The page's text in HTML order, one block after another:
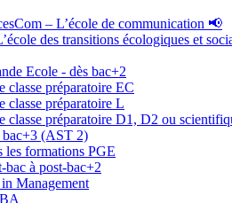
– L’école de communication 📢
des transitions écologiques et
Ecole - dès bac+2
classe préparatoire EC
classe préparatoire L
classe préparatoire D1, D2 ou
bac+3 (AST 2)
les formations PGE
bac à post-bac+2
Management